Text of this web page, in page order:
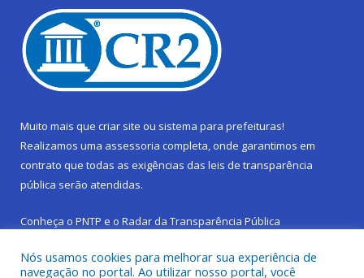
Muito mais que criar site ou sistema para prefeituras!
Realizamos uma assessoria completa, onde garantimos em
contrato que todas as exigências das leis de transparência
pública serão atendidas.
Conheça o PNTP e o Radar da Transparência Pública
Nós usamos cookies para melhorar sua experiência de
navegação no portal. Ao utilizar nosso portal, você